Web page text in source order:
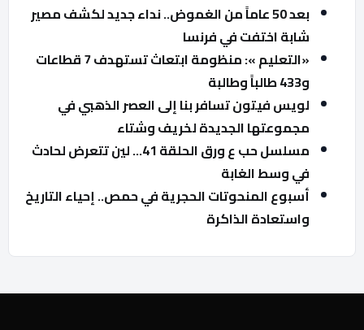
بعد 50 عاماً من الغموض.. نداء جديد لكشف مصير
شابة اختفت في فرنسا
«التعليم »: منظومة ابتعاث تستهدف 7 قطاعات
و433 طالباً وطالبة
لويس فيتون تسافر بنا إلى العصر الذهبي في
مجموعتها الجديدة لخريف وشتاء
مسلسل حب ع ورق الحلقة 41… لين تتعرض لحادث
في وسط الغابة
أسبوع المنحوتات الحجرية في حمص.. إحياء التاريخ
واستعادة الذاكرة